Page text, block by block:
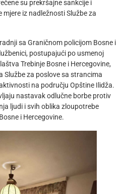
su prekršajne sankcije i
iz nadležnosti Službe za
sa Graničnom policijom Bosne i
postupajući po usmenoj
Trebinje Bosne i Hercegovine,
Službe za poslove sa strancima
na području Opštine Ilidža.
nastavak odlučne borbe protiv
ljudi i svih oblika zloupotrebe
i Hercegovine.